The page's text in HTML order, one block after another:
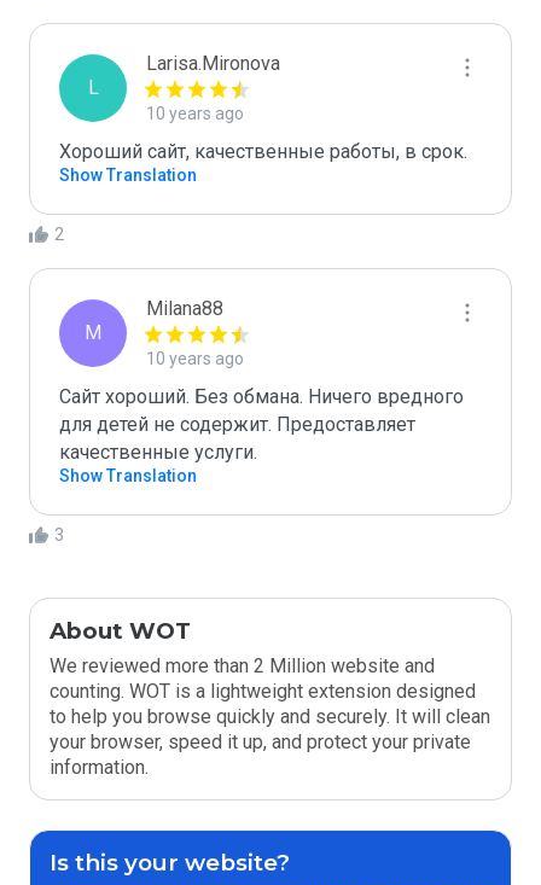
L
Larisa.Mironova
10 years ago
Хороший сайт, качественные работы, в срок.
Show Translation
2
M
Milana88
10 years ago
Сайт хороший. Без обмана. Ничего вредного
для детей не содержит. Предоставляет
качественные услуги.
Show Translation
3
About WOT
We reviewed more than 2 Million website and
counting. WOT is a lightweight extension designed
to help you browse quickly and securely. It will clean
your browser, speed it up, and protect your private
information.
Is this your website?